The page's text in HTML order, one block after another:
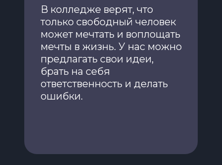
В колледже верят, что
только свободный человек
может мечтать и воплощать
мечты в жизнь. У нас можно
предлагать свои идеи,
брать на себя
ответственность и делать
ошибки.